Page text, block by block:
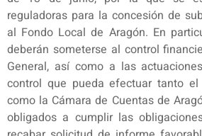
reguladoras para la concesión de
al Fondo Local de Aragón. En
deberán someterse al control
General, así como a las
control que pueda efectuar tanto
como la Cámara de Cuentas de
obligados a cumplir las